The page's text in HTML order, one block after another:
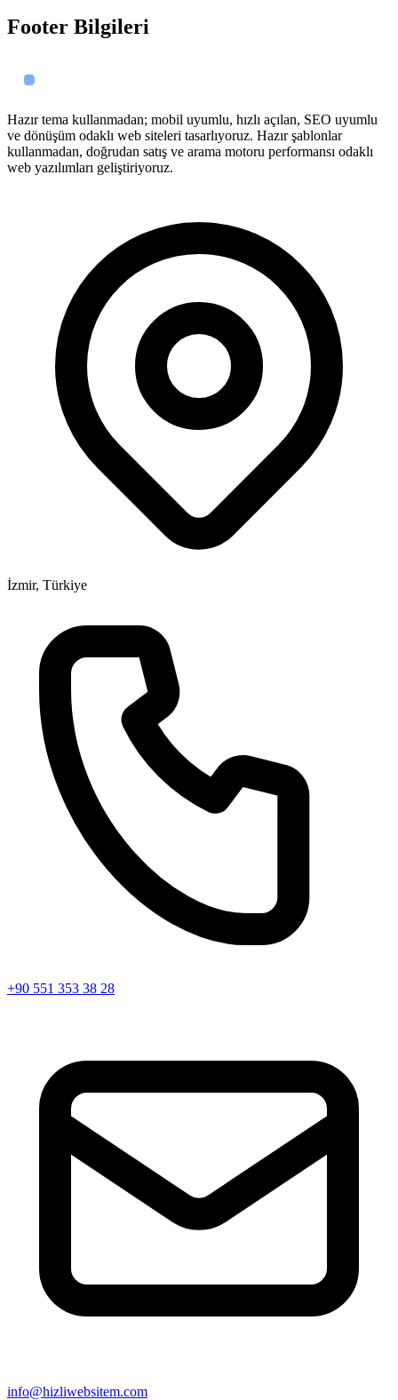
Footer Bilgileri
Hazır tema kullanmadan; mobil uyumlu, hızlı açılan, SEO uyumlu
ve dönüşüm odaklı web siteleri tasarlıyoruz. Hazır şablonlar
kullanmadan, doğrudan satış ve arama motoru performansı odaklı
web yazılımları geliştiriyoruz.
İzmir, Türkiye
+90 551 353 38 28
info@hizliwebsitem.com